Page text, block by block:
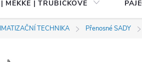
MĚKKÉ | TRUBIČKOVÉ
TECHNIKA Přenosné SADY